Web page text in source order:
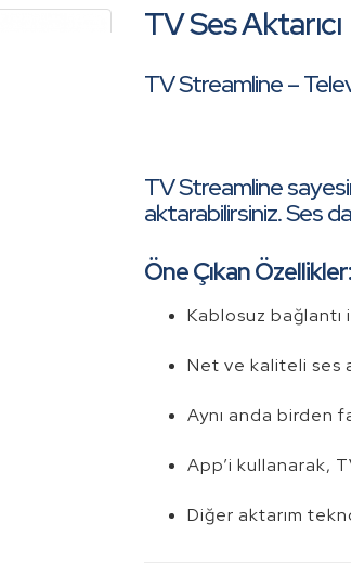
TV Ses Aktarıcı
TV Streamline –
TV Streamline
aktarabilirsiniz. Ses
Öne Çıkan Özellikler:
Kablosuz bağlantı
Net ve kaliteli ses
Aynı anda birden
App’i kullanarak,
Diğer aktarım